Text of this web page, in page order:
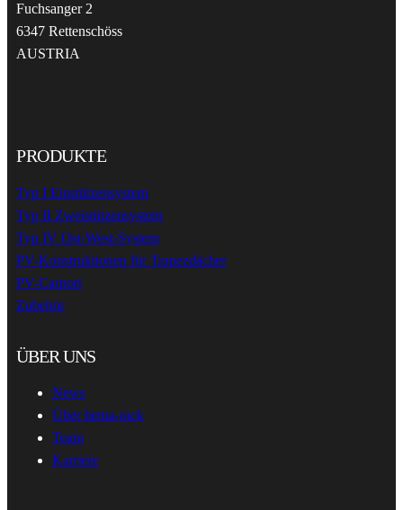
Fuchsanger 2
6347 Rettenschöss
AUSTRIA
PRODUKTE
Typ I Einstützensystem
Typ II Zweistützensystem
Typ IV Ost-West-System
PV-Konstruktionen für Trapezdächer
PV-Carport
Zubehör
ÜBER UNS
News
Über hema-rack
Team
Karriere